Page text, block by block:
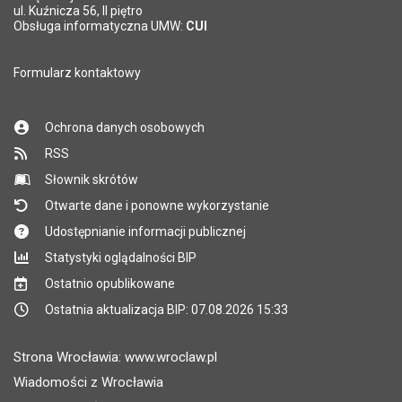
*
Pole wymagane
ul. Kuźnicza 56, II piętro
Obsługa informatyczna UMW: CUI
Formularz kontaktowy
Ochrona danych osobowych
RSS
Słownik skrótów
Otwarte dane i ponowne wykorzystanie
Udostępnianie informacji publicznej
Statystyki oglądalności BIP
Ostatnio opublikowane
Ostatnia aktualizacja BIP: 07.08.2026 15:33
Strona Wrocławia: www.wroclaw.pl
Wiadomości z Wrocławia